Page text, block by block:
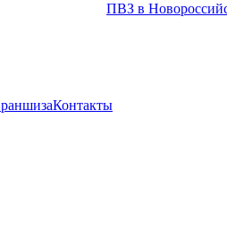
ПВЗ в
Контакты